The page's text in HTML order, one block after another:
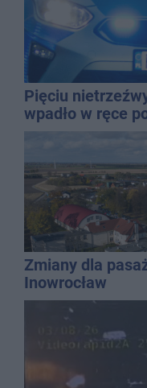
Pięciu
wpadło w ręce
promila
Zmiany dla
Inowrocław